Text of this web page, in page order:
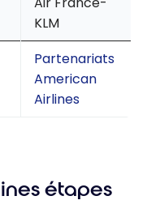
KLM
Partenariats
American
Airlines
étapes